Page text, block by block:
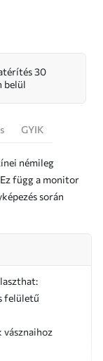
30
belül
GYIK
némileg
függ a monitor
során
felületű
vásznaihoz